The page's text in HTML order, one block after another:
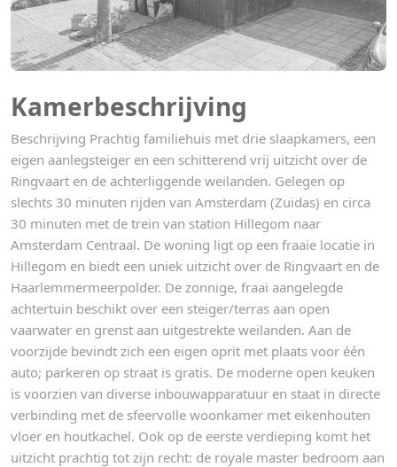
Kamerbeschrijving
Beschrijving Prachtig familiehuis met drie slaapkamers, een
eigen aanlegsteiger en een schitterend vrij uitzicht over de
Ringvaart en de achterliggende weilanden. Gelegen op
slechts 30 minuten rijden van Amsterdam (Zuidas) en circa
30 minuten met de trein van station Hillegom naar
Amsterdam Centraal. De woning ligt op een fraaie locatie in
Hillegom en biedt een uniek uitzicht over de Ringvaart en de
Haarlemmermeerpolder. De zonnige, fraai aangelegde
achtertuin beschikt over een steiger/terras aan open
vaarwater en grenst aan uitgestrekte weilanden. Aan de
voorzijde bevindt zich een eigen oprit met plaats voor één
auto; parkeren op straat is gratis. De moderne open keuken
is voorzien van diverse inbouwapparatuur en staat in directe
verbinding met de sfeervolle woonkamer met eikenhouten
vloer en houtkachel. Ook op de eerste verdieping komt het
uitzicht prachtig tot zijn recht: de royale master bedroom aan